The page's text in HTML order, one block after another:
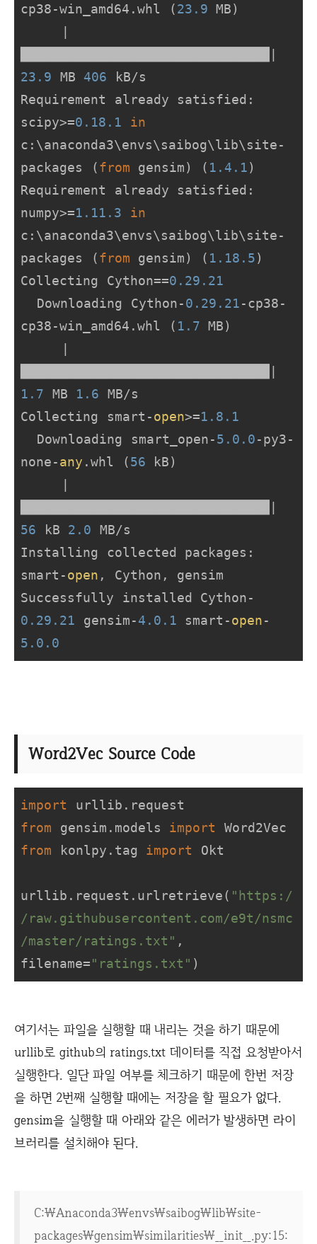
cp38-win_amd64.whl (23.9 MB)
23.9 MB 406 kB/s
Requirement already satisfied:
scipy>=0.18 .1
in
c:\anaconda3\envs\saibog\lib\site-
packages (from gensim) ( 1.4 .1)
Requirement already satisfied:
numpy>=1.11 .3
in
c:\anaconda3\envs\saibog\lib\site-
packages (from gensim) ( 1.18 .5)
Collecting Cython==0.29 .21
  Downloading Cython-
0.29 .21-cp38-
cp38-win_amd64.whl ( 1.7 MB)
1.7 MB 1.6 MB/s
Collecting smart-open>=1.8 .1
  Downloading smart_open-
5.0 .0-py3-
none-any .whl (56 kB)
56 kB 2.0 MB/s
Installing collected packages:
smart-open , Cython, gensim
Successfully installed Cython-
0.29 .21 gensim-4.0 .1 smart-open-
5.0 .0
Word2Vec Source Code
import
from gensim.models import
from konlpy.tag import Okt
urllib.request.urlretrieve( "https:/
/raw.githubusercontent.com/e9t/nsmc
/master/ratings.txt" ,
filename="ratings.txt" )
여기서는 파일을 실행할 때 내리는 것을 하기 때문에
urllib로 github의 ratings.txt 데이터를 직접 요청받아서
실행한다. 일단 파일 여부를 체크하기 때문에 한번 저장
을 하면 2번째 실행할 때에는 저장을 할 필요가 없다.
gensim을 실행할 때 아래와 같은 에러가 발생하면 라이
브러리를 설치해야 된다.
C:\Anaconda3\envs\saibog\lib\site-
packages\gensim\similarities\__init__.py:15: